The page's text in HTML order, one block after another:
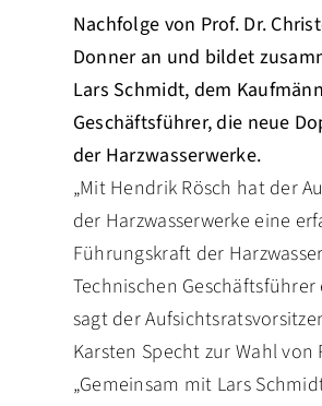
Nachfolge von Prof. Dr.
Donner an und bildet
Lars Schmidt, dem
Geschäftsführer, die neue
der Harzwasserwerke.
„Mit Hendrik Rösch hat der
der Harzwasserwerke eine
Führungskraft der
Technischen Geschäftsführer
sagt der
Karsten Specht zur Wahl von
„Gemeinsam mit Lars